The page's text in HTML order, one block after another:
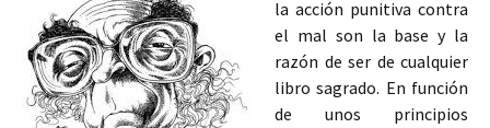
la acción punitiva contra
el mal son la base y la
razón de ser de cualquier
libro sagrado. En función
de unos principios